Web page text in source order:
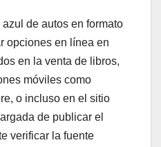
de autos en formato
opciones en línea en
en la venta de libros,
móviles como
o incluso en el sitio
de publicar el
verificar la fuente